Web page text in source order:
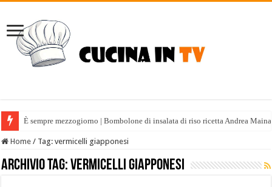
È sempre mezzogiorno | Bombolone di insalata di riso ricetta Andrea
Home / Tag:vermicelli giapponesi
Archivio tag:vermicelli giapponesi